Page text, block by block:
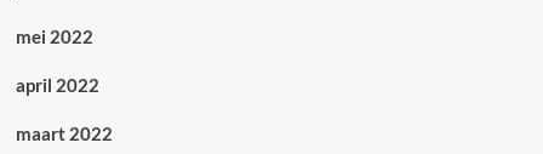
mei 2022
april 2022
maart 2022